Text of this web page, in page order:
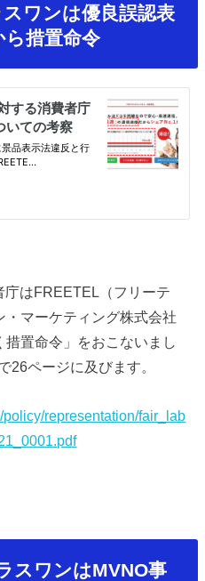
ワンは優良誤認表
措置命令
はFREETEL（フリーテ
・マーケティング株式会社
置命令」をおこないまし
26ページに及びます。
representation/fair_lab
スワンはMVNO事